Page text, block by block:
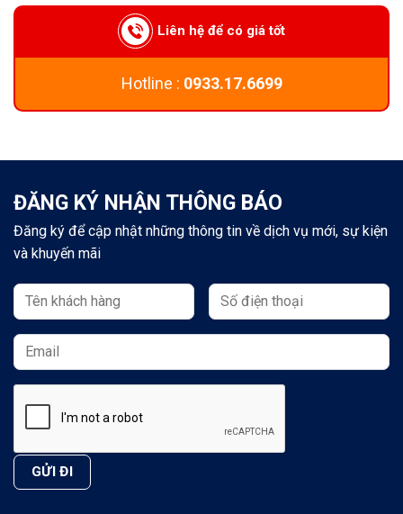
Liên hệ để có giá tốt
Hotline : 0933.17.6699
ĐĂNG KÝ NHẬN THÔNG BÁO
Đăng ký để cập nhật những thông tin về dịch vụ mới, sự kiện
và khuyến mãi